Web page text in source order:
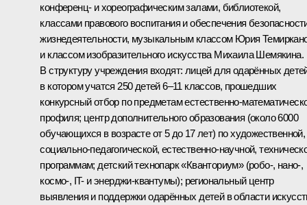
конференц- и хореографическим залами, библиотекой,
классами правового воспитания и обеспечения
жизнедеятельности, музыкальным классом Юрия
и классом изобразительного искусства Михаила Шемякина.
В структуру учреждения входят: лицей для одарённых
в котором учатся 250 детей 6–11 классов, прошедших
конкурсный отбор по предметам естественно-
профиля; центр дополнительного образования (около 6000
обучающихся в возрасте от 5 до 17 лет) по художественной,
социально-педагогической, естественно-научной,
программам; детский технопарк «Кванториум» (робо-, нано-,
космо-, IT- и энерджи-квантумы); региональный центр
выявления и поддержки одарённых детей в области